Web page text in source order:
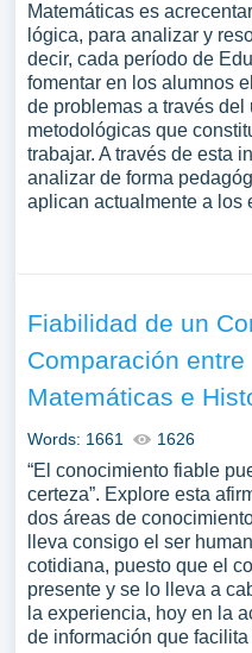
Matemáticas es
lógica, para analizar y
decir, cada período de
fomentar en los alumnos
de problemas a través
metodológicas que
trabajar. A través de esta
analizar de forma
aplican actualmente a los
Fiabilidad de un
Comparación entre
Matemáticas e
Words: 1661 1626
“El conocimiento fiable
certeza”. Explore esta
dos áreas de
lleva consigo el ser
cotidiana, puesto que el
presente y se lo lleva a
la experiencia, hoy en la
de información que